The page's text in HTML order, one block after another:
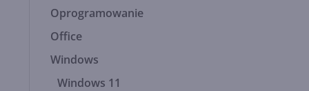
Oprogramowanie
Office
Windows
Windows 11